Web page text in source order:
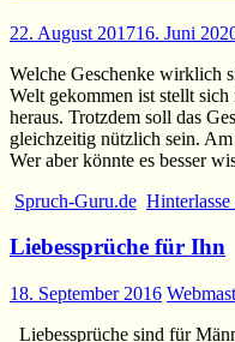
22. August 201716. Juni
Welche Geschenke wirklich
Welt gekommen ist stellt
heraus. Trotzdem soll das
gleichzeitig nützlich sein.
Wer aber könnte es besser
Spruch-Guru.de
Liebessprüche für Ihn
18. September 2016
Liebessprüche sind für